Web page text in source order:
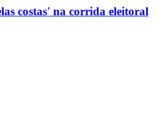
costas' na corrida eleitoral